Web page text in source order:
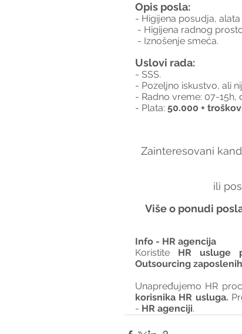
Opis posla:
- Higijena posudja,
- Higijena radnog
- Iznošenje smeća.
Uslovi rada:
- SSS.
- Pozeljno iskustvo, ali
- Radno vreme: 07-15h,
- Plata: 50.000 +
Zainteresovani
ili
Više o ponudi
Info - HR agencija
Koristite HR usluge
Outsourcing zaposlenih
Unapređujemo HR
korisnika HR usluga.
- HR agenciji.